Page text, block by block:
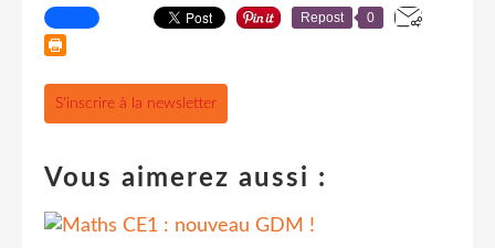
Repost 0
S'inscrire à la newsletter
Vous aimerez aussi :